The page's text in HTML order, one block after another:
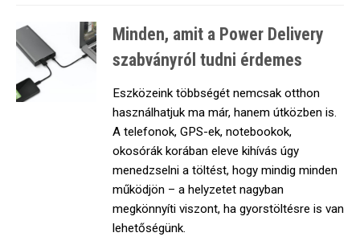
Minden, amit a Power Delivery
szabványról tudni érdemes
Eszközeink többségét nemcsak otthon
használhatjuk ma már, hanem útközben is.
A telefonok, GPS-ek, notebookok,
okosórák korában eleve kihívás úgy
menedzselni a töltést, hogy mindig minden
működjön – a helyzetet nagyban
megkönnyíti viszont, ha gyorstöltésre is van
lehetőségünk.